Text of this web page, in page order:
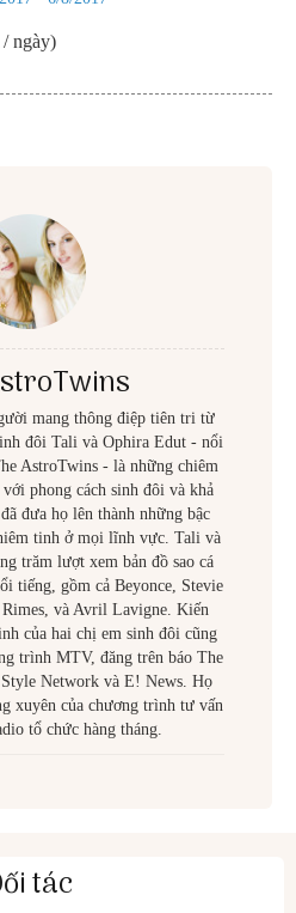
ngày)
mang thông điệp tiên tri từ
đôi Tali và Ophira Edut - nổi
AstroTwins - là những chiêm
phong cách sinh đôi và khả
đưa họ lên thành những bậc
tinh ở mọi lĩnh vực. Tali và
trăm lượt xem bản đồ sao cá
tiếng, gồm cả Beyonce, Stevie
và Avril Lavigne. Kiến
của hai chị em sinh đôi cũng
trình MTV, đăng trên báo The
Network và E! News. Họ
xuyên của chương trình tư vấn
tổ chức hàng tháng.
tác